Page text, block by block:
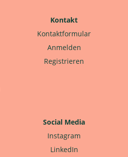
Kontakt
Kontaktformular
Anmelden
Registrieren
Social Media
Instagram
LinkedIn